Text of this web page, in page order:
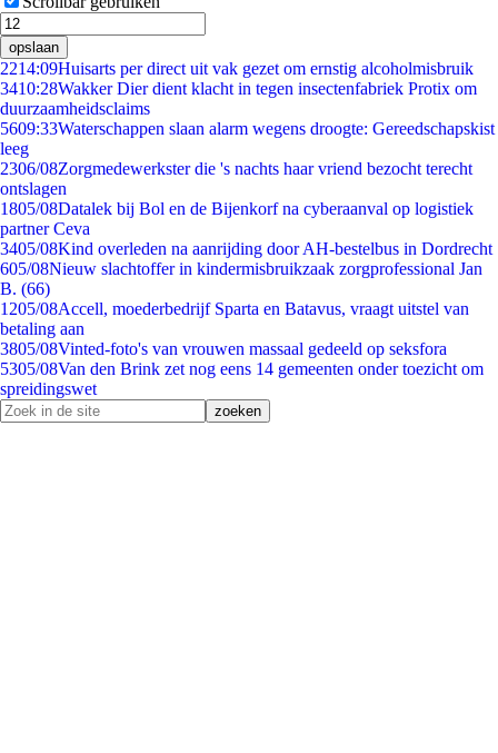
opslaan
2214:09Huisarts per direct uit vak gezet om ernstig alcoholmisbruik
3410:28Wakker Dier dient klacht in tegen insectenfabriek Protix om
duurzaamheidsclaims
5609:33Waterschappen slaan alarm wegens droogte: Gereedschapskist
leeg
2306/08Zorgmedewerkster die 's nachts haar vriend bezocht terecht
ontslagen
1805/08Datalek bij Bol en de Bijenkorf na cyberaanval op logistiek
partner Ceva
3405/08Kind overleden na aanrijding door AH-bestelbus in Dordrecht
605/08Nieuw slachtoffer in kindermisbruikzaak zorgprofessional Jan
B. (66)
1205/08Accell, moederbedrijf Sparta en Batavus, vraagt uitstel van
betaling aan
3805/08Vinted-foto's van vrouwen massaal gedeeld op seksfora
5305/08Van den Brink zet nog eens 14 gemeenten onder toezicht om
spreidingswet